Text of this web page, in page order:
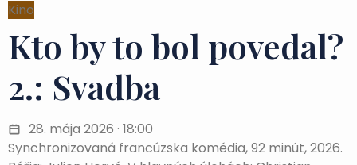
Kino
Kto by to bol povedal?
2.: Svadba
28. mája 2026 · 18:00
Synchronizovaná francúzska komédia, 92 minút, 2026.